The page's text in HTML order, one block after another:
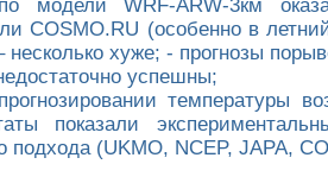
модели WRF-ARW-3км
COSMO.RU (особенно в
несколько хуже; - прогнозы
успешны;
температуры
показали
подхода (UKMO, NCEP, JAPA,